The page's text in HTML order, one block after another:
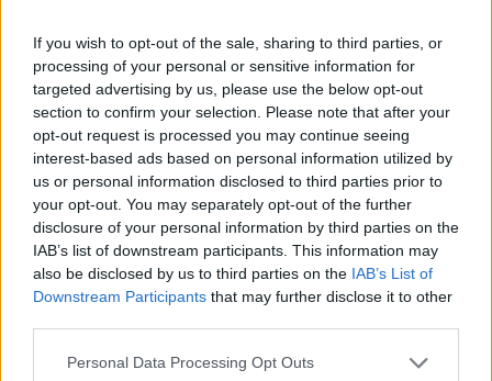
If you wish to opt-out of the sale, sharing to third parties, or
processing of your personal or sensitive information for
targeted advertising by us, please use the below opt-out
section to confirm your selection. Please note that after your
opt-out request is processed you may continue seeing
interest-based ads based on personal information utilized by
us or personal information disclosed to third parties prior to
your opt-out. You may separately opt-out of the further
disclosure of your personal information by third parties on the
IAB’s list of downstream participants. This information may
also be disclosed by us to third parties on the IAB’s List of
Downstream Participants that may further disclose it to other
Personal Data Processing Opt Outs
Gewicht
0.33kg(0.67kg met verpakking)
Deponeren
€ 0.08
LMIV
Verantwoordelijke exploitant van levensmiddelenbedrijven
(EU)
Heineken Italia, Viale Monza 347, IT-20126
Milano Italien(IT)
Bierregion
Italien